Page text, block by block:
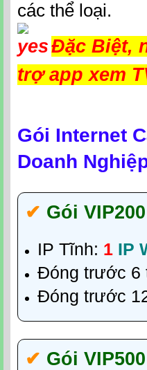
các thể loại.
Đặc Biệt,
trợ app xem
Gói Internet
Doanh
✔‎ Gói VIP200
IP Tĩnh: 1 IP
Đóng trước 6
Đóng trước
✔‎ Gói VIP500